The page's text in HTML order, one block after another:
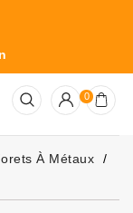
0
À Métaux